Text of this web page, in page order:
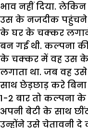
भाव नहीं दिया.
उस के नजदीक पहुंचने
के घर के चक्कर लगाने
बन गई थी. कल्पना
के चक्कर में वह उस के
लगाता था. जब वह
साथ छेड़छाड़ करे बिना
1-2 बार तो कल्पना के
अपनी बेटी के साथ
उन्होंने उसे चेतावनी दे